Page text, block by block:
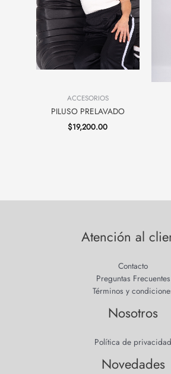
ACCESORIOS
PILUSO PRELAVADO
$19,200.00
Atención al
Contacto
Preguntas Frecuentes
Términos y
Nosotros
Política de privacidad
Novedades